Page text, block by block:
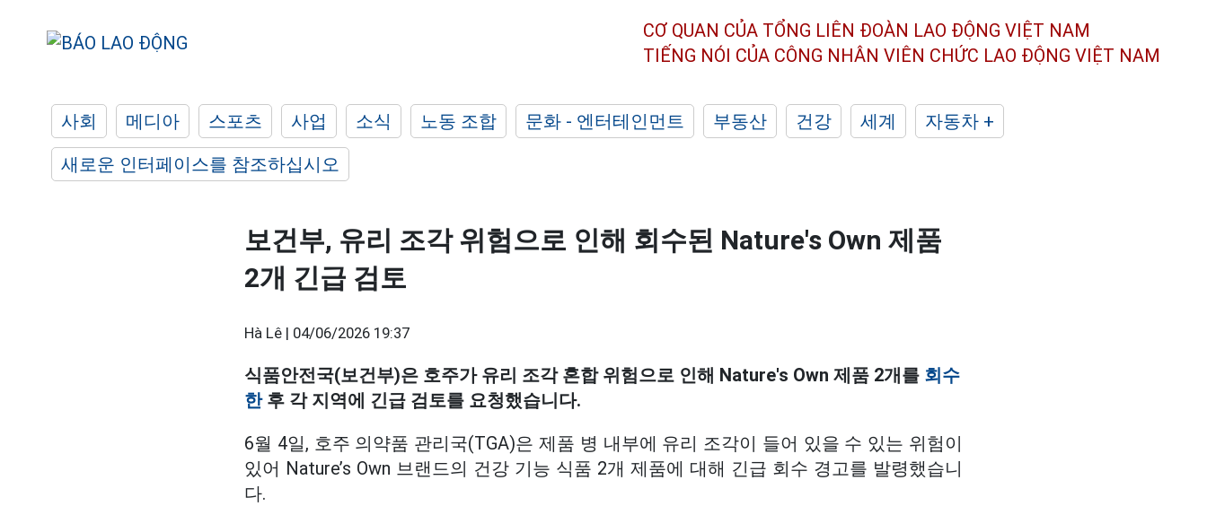
CƠ QUAN CỦA TỔNG LIÊN ĐOÀN LAO ĐỘNG VIỆT NAM
TIẾNG NÓI CỦA CÔNG NHÂN VIÊN CHỨC LAO ĐỘNG VIỆT NAM
사회 메디아 스포츠 사업 소식 노동 조합 문화 - 엔터테인먼트 부동산 건강 세계
자동차 +
새로운 인터페이스를 참조하십시오
보건부, 유리 조각 위험으로 인해 회수된 Nature's Own 제품
2개 긴급 검토
Hà Lê | 04/06/2026 19:37
식품안전국(보건부)은 호주가 유리 조각 혼합 위험으로 인해 Nature's Own 제품 2개를 회수
한후 각 지역에 긴급 검토를 요청했습니다.
6월 4일, 호주 의약품 관리국(TGA)은 제품 병 내부에 유리 조각이 들어 있을 수 있는 위험이
있어 Nature’s Own 브랜드의 건강 기능 식품 2개 제품에 대해 긴급 회수 경고를 발령했습니
다.